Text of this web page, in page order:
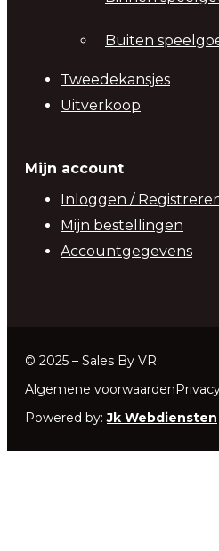
Buiten
Tweedekansjes
Uitverkoop
Mijn account
Inloggen /
Mijn bestellingen
Accountgegevens
© 2025 – Sales By VR
Algemene voorwaarden
Powered by:Jk Webdiensten